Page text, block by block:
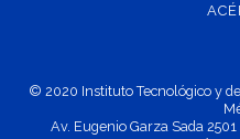
© 2020 Instituto Tecnológico y
Av. Eugenio Garza Sada